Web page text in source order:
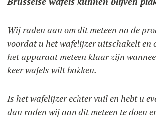
Wij raden aan om dit meteen na de
voordat u het wafelijzer uitschakelt en
het apparaat meteen klaar zijn
keer wafels wilt bakken.
Is het wafelijzer echter vuil en hebt u
dan raden wij aan dit meteen te doen